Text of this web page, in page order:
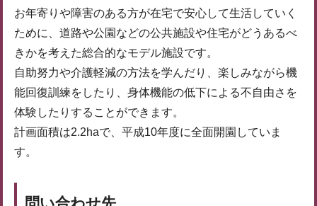
お年寄りや障害のある方が在宅で安心して生活していく
ために、道路や公園などの公共施設や住宅がどうあるべ
きかを考えた総合的なモデル施設です。
自助努力や介護軽減の方法を学んだり、楽しみながら機
能回復訓練をしたり、身体機能の低下による不自由さを
体験したりすることができます。
計画面積は2.2haで、平成10年度に全面開園していま
す。